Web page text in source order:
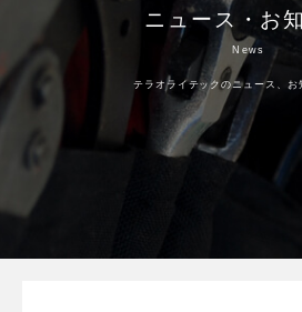
ニュース・お
News
テラオライテックのニュース、お